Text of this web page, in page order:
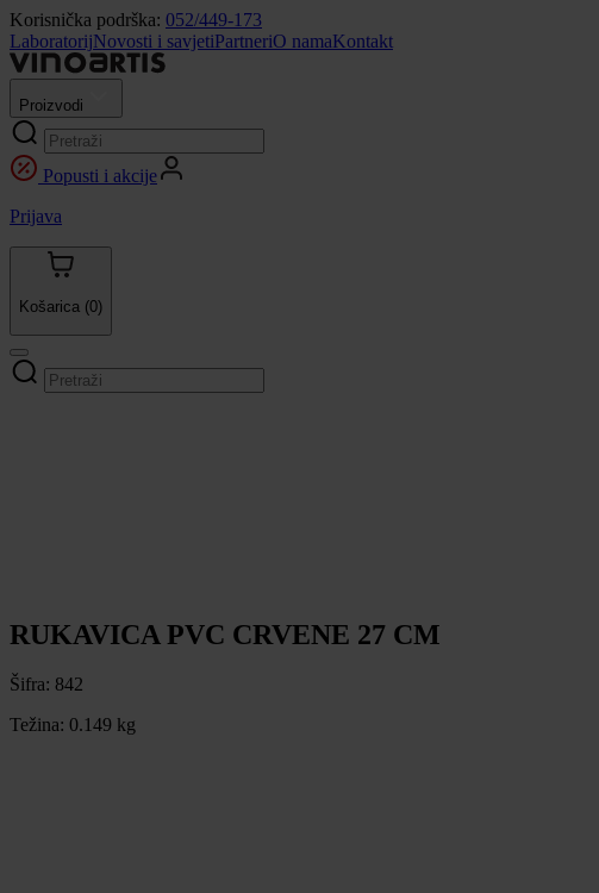
Korisnička podrška: 052/449-173
LaboratorijNovosti i savjetiPartneriO namaKontakt
Proizvodi
Popusti i akcije
Prijava
Košarica (0)
RUKAVICA PVC CRVENE 27 CM
Šifra: 842
Težina: 0.149 kg